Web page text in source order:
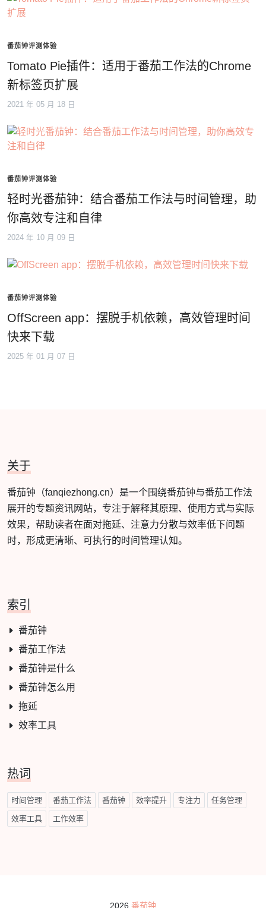
番茄钟评测体验
Tomato Pie插件：适用于番茄工作法的Chrome
新标签页扩展
2021 年 05 月 18 日
番茄钟评测体验
轻时光番茄钟：结合番茄工作法与时间管理，助
你高效专注和自律
2024 年 10 月 09 日
番茄钟评测体验
OffScreen app：摆脱手机依赖，高效管理时间
快来下载
2025 年 01 月 07 日
关于
番茄钟（fanqiezhong.cn）是一个围绕番茄钟与番茄工作法
展开的专题资讯网站，专注于解释其原理、使用方式与实际
效果，帮助读者在面对拖延、注意力分散与效率低下问题
时，形成更清晰、可执行的时间管理认知。
索引
番茄钟
番茄工作法
番茄钟是什么
番茄钟怎么用
拖延
效率工具
热词
时间管理 番茄工作法 番茄钟 效率提升 专注力 任务管理
效率工具 工作效率
2026 番茄钟